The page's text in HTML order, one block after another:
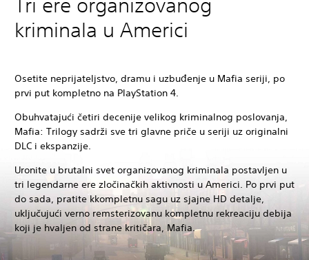
Tri ere organizovanog
kriminala u Americi
Osetite neprijateljstvo, dramu i uzbuđenje u Mafia seriji, po
prvi put kompletno na PlayStation 4.
Obuhvatajući četiri decenije velikog kriminalnog poslovanja,
Mafia: Trilogy sadrži sve tri glavne priče u seriji uz originalni
DLC i ekspanzije.
Uronite u brutalni svet organizovanog kriminala postavljen u
tri legendarne ere zločinačkih aktivnosti u Americi. Po prvi put
do sada, pratite kkompletnu sagu uz sjajne HD detalje,
uključujući verno remsterizovanu kompletnu rekreaciju debija
koji je hvaljen od strane kritičara, Mafia.